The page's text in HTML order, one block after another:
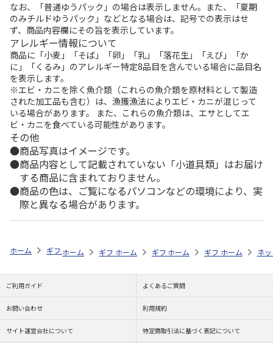
なお、「普通ゆうパック」の場合は表示しません。また、「夏期
のみチルドゆうパック」などとなる場合は、記号での表示はせ
ず、商品内容欄にその旨を表示しています。
アレルギー情報について
商品に「小麦」「そば」「卵」「乳」「落花生」「えび」「か
に」「くるみ」のアレルギー特定8品目を含んでいる場合に品目名
を表示します。
※エビ・カニを除く魚介類（これらの魚介類を原材料として製造
された加工品も含む）は、漁獲漁法によりエビ・カニが混じって
いる場合があります。 また、これらの魚介類は、エサとしてエ
ビ・カニを食べている可能性があります。
その他
商品写真はイメージです。
商品内容として記載されていない「小道具類」はお届け
する商品に含まれておりません。
商品の色は、ご覧になるパソコンなどの環境により、実
際と異なる場合があります。
ホーム ギフト通販 内祝い・お返し 法要・香典返し 横浜ベイシ
ホーム ギフト通販 内祝い・お返し 法要・香典返し
ホーム ギフト通販 お祝い・贈りもの
ホーム ギフト通販 お
ホーム ネ
ご利用ガイド よくあるご質問
お問い合わせ 利用規約
サイト運営会社について 特定商取引法に基づく表記について